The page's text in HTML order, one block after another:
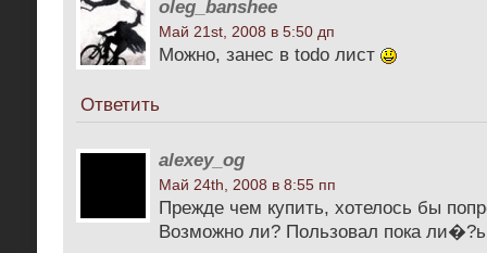
oleg_banshee
Май 21st, 2008 в 5:50 дп
Можно, занес в todo лист
Ответить
alexey_og
Май 24th, 2008 в 8:55 пп
Прежде чем купить, хотелось бы
Возможно ли? Пользовал пока